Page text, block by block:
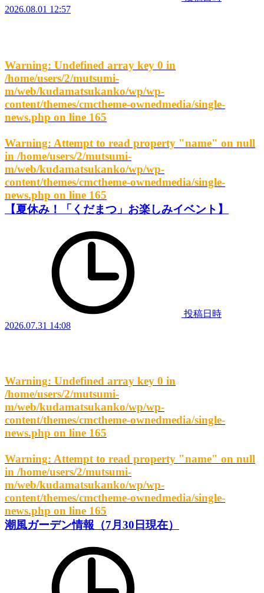
2026.08.01 12:57
Warning: Undefined array key 0 in
/home/users/2/mutsumi-
m/web/kudamatsukanko/wp/wp-
content/themes/cmctheme-ownedmedia/single-
news.php on line 165
Warning: Attempt to read property "name" on null
in /home/users/2/mutsumi-
m/web/kudamatsukanko/wp/wp-
content/themes/cmctheme-ownedmedia/single-
news.php on line 165
【夏休み！「くだまつ」お楽しみイベント】
投稿日時
2026.07.31 14:08
Warning: Undefined array key 0 in
/home/users/2/mutsumi-
m/web/kudamatsukanko/wp/wp-
content/themes/cmctheme-ownedmedia/single-
news.php on line 165
Warning: Attempt to read property "name" on null
in /home/users/2/mutsumi-
m/web/kudamatsukanko/wp/wp-
content/themes/cmctheme-ownedmedia/single-
news.php on line 165
潮風ガーデン情報（7月30日現在）